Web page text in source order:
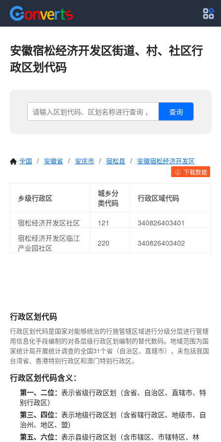
安徽宿松经济开发区街道、村、社区行
政区划代码
查询
全国 / 安徽省 / 安庆市 / 宿松县 / 安徽宿松经济开发区
下载数据
乡级行政区
城乡分
类代码
行政区域代码
宿松经济开发区社区 121
340826403401
宿松经济开发区临江
产业园社区
220 340826403402
行政区划代码
行政区划代码是国家对能够统治的行施管辖区域进行分级分层进行管辖
用信息化手段编制的对各层级行政区划编制的替代数码。地域范围为国
家统计局开展统计调查的全国31个省（自治区、直辖市），未包括我国
台湾省、香港特别行政区和澳门特别行政区。
行政区划代码含义：
第一、二位： 表示省级行政区划（含省、自治区、直辖市、特
别行政区）
第三、四位： 表示地级行政区划（含省辖行政区、地级市、自
治州、地区、盟)
第五、六位： 表示县级行政区划（含市辖区、市辖特区、林